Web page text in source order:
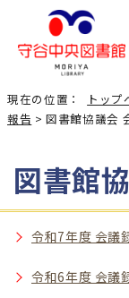
現在の位置： トップ
報告 > 図書館協議会
図書館
令和7年度 会議
令和6年度 会議